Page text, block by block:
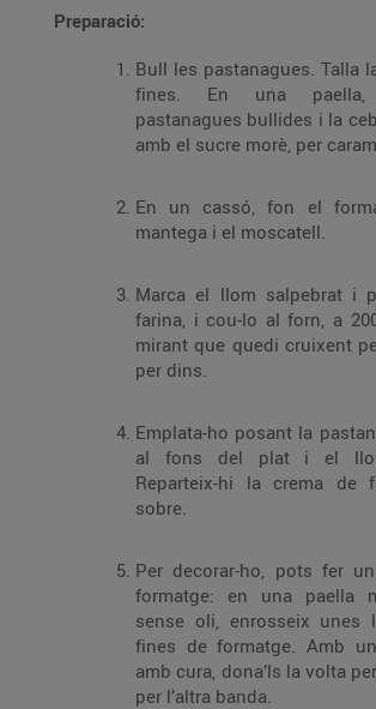
Preparació:
Bull les pastanagues. Talla
fines. En una paella, salta
pastanagues bullides i la
amb el sucre morè, per
En un cassó, fon el
mantega i el moscatell.
Marca el llom salpebrat i
farina, i cou-lo al forn, a 200º C, 20 min,
mirant que quedi cruixent
per dins.
Emplata-ho posant la
al fons del plat i el llom a sobre.
Reparteix-hi la crema de
sobre.
Per decorar-ho, pots fer
formatge: en una paella molt calenta,
sense oli, enrosseix unes
fines de formatge. Amb una espàtula i
amb cura, dona’ls la volta
per l’altra banda.